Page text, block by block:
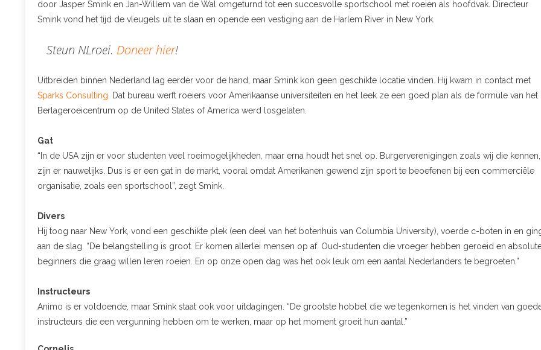
door Jasper Smink en Jan-Willem van de Wal omgeturnd tot een succesvolle sportschool met roeien als hoofdvak. Directeur
Smink vond het tijd de vleugels uit te slaan en opende een vestiging aan de Harlem River in New York.
Steun NLroei. Doneer hier!
Uitbreiden binnen Nederland lag eerder voor de hand, maar Smink kon geen geschikte locatie vinden. Hij kwam in contact met
Sparks Consulting.
Dat bureau werft roeiers voor Amerikaanse universiteiten en het leek ze een goed plan als de formule van het
Berlageroeicentrum op de United States of America werd losgelaten.
Gat
“In de USA zijn er voor studenten veel roeimogelijkheden, maar erna houdt het snel op. Burgerverenigingen zoals wij die kennen,
zijn er nauwelijks. Dus is er een gat in de markt, vooral omdat Amerikanen gewend zijn sport te beoefenen bij een commerciële
organisatie, zoals een sportschool”, zegt Smink.
Divers
Hij toog naar New York, vond een geschikte plek (een deel van het botenhuis van Columbia University), voerde c-boten in en
aan de slag. “De belangstelling is groot. Er komen allerlei mensen op af. Oud-studenten die vroeger hebben geroeid en
beginners die graag willen leren roeien. En op onze open dag was het ook leuk om een aantal Nederlanders te begroeten.”
Instructeurs
Animo is er voldoende, maar Smink staat ook voor uitdagingen. “De grootste hobbel die we tegenkomen is het vinden van
instructeurs die een vergunning hebben om te werken, maar op het moment groeit hun aantal.”